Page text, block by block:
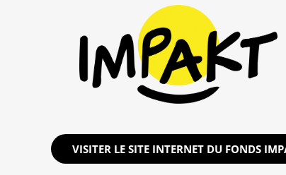
VISITER LE SITE INTERNET DU FONDS